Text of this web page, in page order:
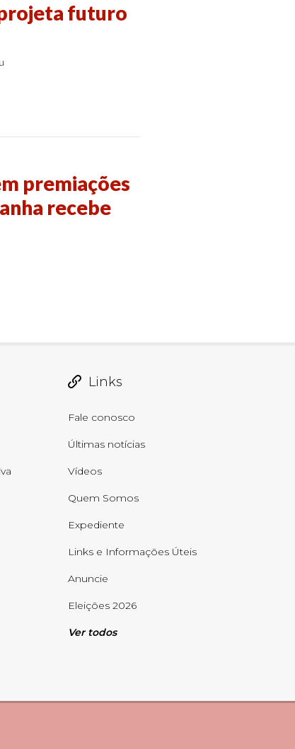
futuro
premiações
recebe
Links
Fale conosco
Últimas notícias
Vídeos
Quem Somos
Expediente
Links e Informações Úteis
Anuncie
Eleições 2026
Ver todos